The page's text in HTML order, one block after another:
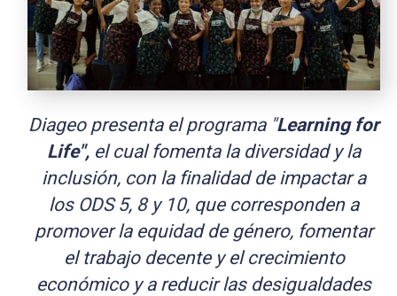
Diageo presenta el programa "Learning for
Life", el cual fomenta la diversidad y la
inclusión, con la finalidad de impactar a
los ODS 5, 8 y 10, que corresponden a
promover la equidad de género, fomentar
el trabajo decente y el crecimiento
económico y a reducir las desigualdades